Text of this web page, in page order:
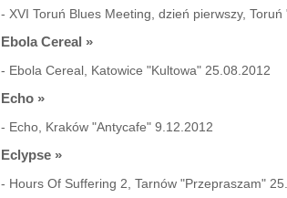
- XVI Toruń Blues Meeting, dzień pierwszy,
Ebola Cereal »
- Ebola Cereal, Katowice "Kultowa" 25.08.2012
Echo »
- Echo, Kraków "Antycafe" 9.12.2012
Eclypse »
- Hours Of Suffering 2, Tarnów "Przepraszam"